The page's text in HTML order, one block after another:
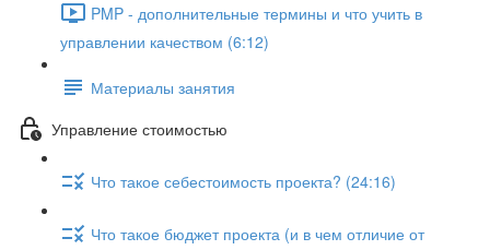
PMP - дополнительные термины и что учить в
управлении качеством (6:12)
Материалы занятия
Управление стоимостью
Что такое себестоимость проекта? (24:16)
Что такое бюджет проекта (и в чем отличие от